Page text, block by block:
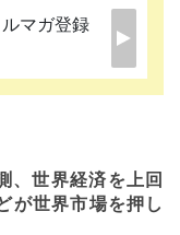
マガ登録
、世界経済を上回
が世界市場を押し